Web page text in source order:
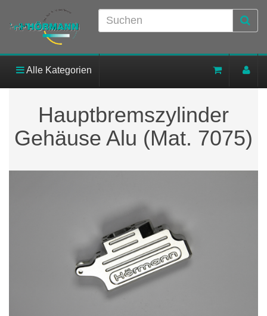
Alle Kategorien
Hauptbremszylinder
Gehäuse Alu (Mat. 7075)